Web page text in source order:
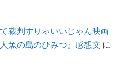
裁判すりゃいいじゃん映画
魚の島のひみつ』感想文 に